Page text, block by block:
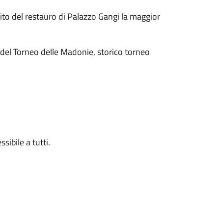
del restauro di Palazzo Gangi la maggior
Torneo delle Madonie, storico torneo
a tutti.